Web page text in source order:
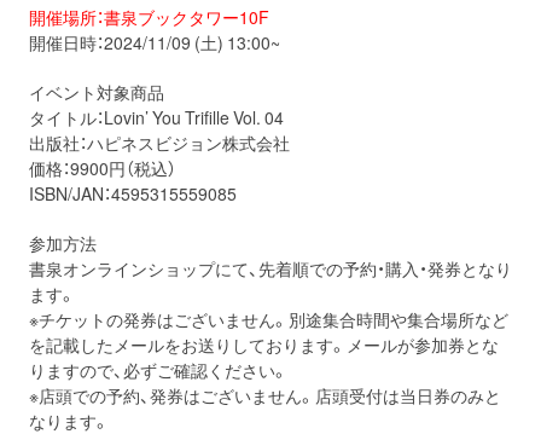
開催場所：書泉ブックタワー10F
開催日時：2024/11/09 (土) 13:00~
イベント対象商品
タイトル：Lovin’ You Trifille Vol. 04
出版社：ハピネスビジョン株式会社
価格：9900円（税込）
ISBN/JAN：4595315559085
参加方法
書泉オンラインショップにて、先着順での予約・購入・発券となり
ます。
※チケットの発券はございません。別途集合時間や集合場所など
を記載したメールをお送りしております。メールが参加券とな
りますので、必ずご確認ください。
※店頭での予約、発券はございません。店頭受付は当日券のみと
なります。